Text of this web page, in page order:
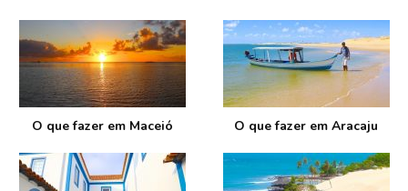
O que fazer em Maceió O que fazer em Aracaju